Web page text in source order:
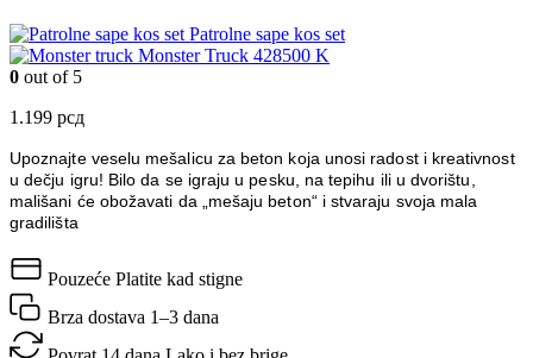
Patrolne sape kos set
Monster Truck 428500 K
0 out of 5
1.199 рсд
Upoznajte veselu mešalicu za beton koja unosi radost i kreativnost
u dečju igru! Bilo da se igraju u pesku, na tepihu ili u dvorištu,
mališani će obožavati da „mešaju beton“ i stvaraju svoja mala
gradilišta
Pouzeće Platite kad stigne
Brza dostava 1–3 dana